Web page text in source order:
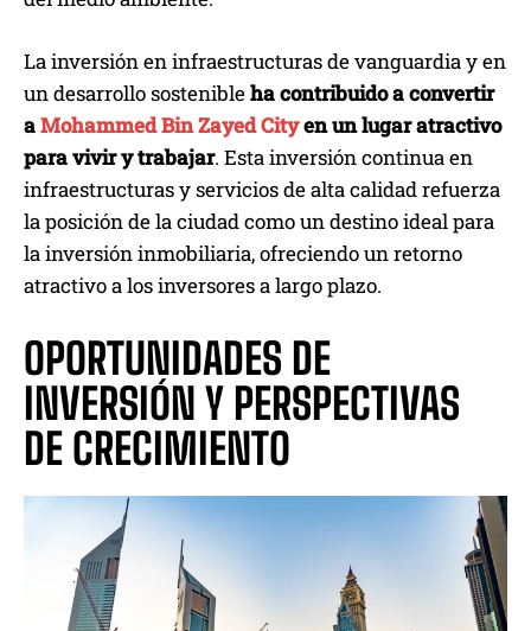
La inversión en infraestructuras de vanguardia y en
un desarrollo sostenibleha contribuido a convertir
aMohammed Bin Zayed Cityen un lugar atractivo
para vivir y trabajar. Esta inversión continua en
infraestructuras y servicios de alta calidad refuerza
la posición de la ciudad como un destino ideal para
la inversión inmobiliaria, ofreciendo un retorno
atractivo a los inversores a largo plazo.
OPORTUNIDADES DE
INVERSIÓN Y PERSPECTIVAS
DE CRECIMIENTO